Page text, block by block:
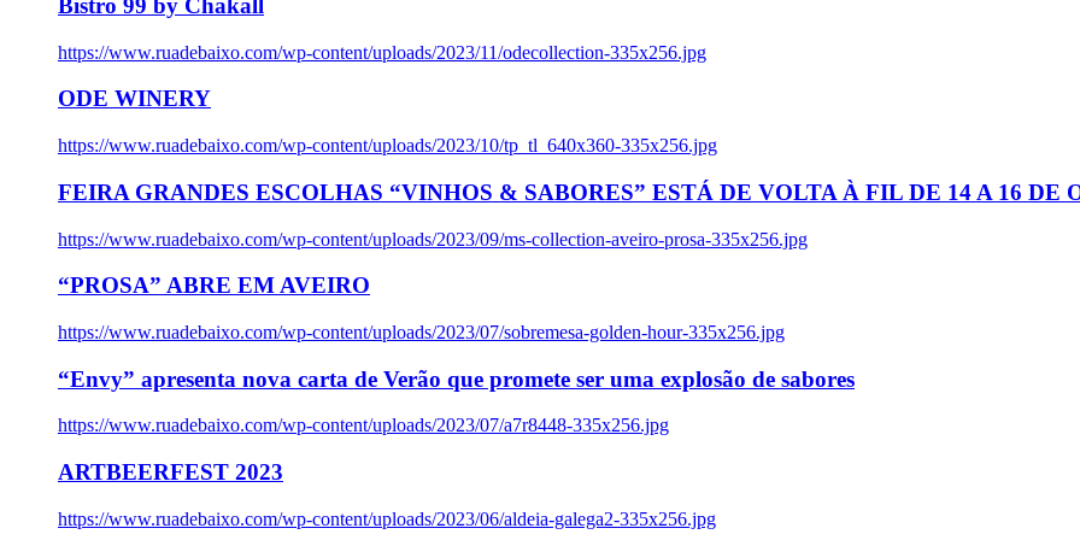
Bistro 99 by Chakall
https://www.ruadebaixo.com/wp-content/uploads/2023/11/odecollection-335x256.jpg
ODE WINERY
https://www.ruadebaixo.com/wp-content/uploads/2023/10/tp_tl_640x360-335x256.jpg
FEIRA GRANDES ESCOLHAS “VINHOS & SABORES” ESTÁ DE VOLTA À FIL DE 14 A 16 DE
https://www.ruadebaixo.com/wp-content/uploads/2023/09/ms-collection-aveiro-prosa-335x256.jpg
“PROSA” ABRE EM AVEIRO
https://www.ruadebaixo.com/wp-content/uploads/2023/07/sobremesa-golden-hour-335x256.jpg
“Envy” apresenta nova carta de Verão que promete ser uma explosão de sabores
https://www.ruadebaixo.com/wp-content/uploads/2023/07/a7r8448-335x256.jpg
ARTBEERFEST 2023
https://www.ruadebaixo.com/wp-content/uploads/2023/06/aldeia-galega2-335x256.jpg